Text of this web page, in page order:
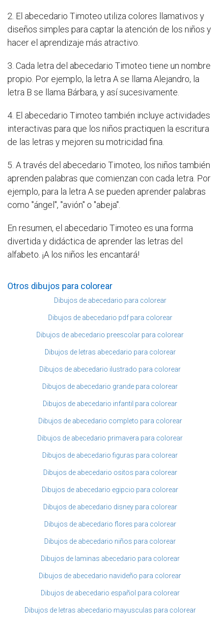
2. El abecedario Timoteo utiliza colores llamativos y
diseños simples para captar la atención de los niños y
hacer el aprendizaje más atractivo.
3. Cada letra del abecedario Timoteo tiene un nombre
propio. Por ejemplo, la letra A se llama Alejandro, la
letra B se llama Bárbara, y así sucesivamente.
4. El abecedario Timoteo también incluye actividades
interactivas para que los niños practiquen la escritura
de las letras y mejoren su motricidad fina.
5. A través del abecedario Timoteo, los niños también
aprenden palabras que comienzan con cada letra. Por
ejemplo, para la letra A se pueden aprender palabras
como "ángel", "avión" o "abeja".
En resumen, el abecedario Timoteo es una forma
divertida y didáctica de aprender las letras del
alfabeto. ¡A los niños les encantará!
Otros dibujos para colorear
Dibujos de abecedario para colorear
Dibujos de abecedario pdf para colorear
Dibujos de abecedario preescolar para colorear
Dibujos de letras abecedario para colorear
Dibujos de abecedario ilustrado para colorear
Dibujos de abecedario grande para colorear
Dibujos de abecedario infantil para colorear
Dibujos de abecedario completo para colorear
Dibujos de abecedario primavera para colorear
Dibujos de abecedario figuras para colorear
Dibujos de abecedario ositos para colorear
Dibujos de abecedario egipcio para colorear
Dibujos de abecedario disney para colorear
Dibujos de abecedario flores para colorear
Dibujos de abecedario niños para colorear
Dibujos de laminas abecedario para colorear
Dibujos de abecedario navideño para colorear
Dibujos de abecedario español para colorear
Dibujos de letras abecedario mayusculas para colorear